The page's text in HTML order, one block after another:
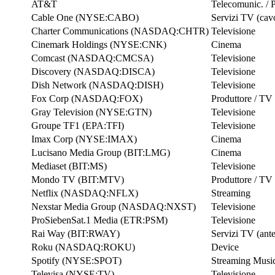
AT&T
Telecomunic. /
Cable One (NYSE:CABO)
Servizi TV
Charter Communications (NASDAQ:CHTR) Televisione
Cinemark Holdings (NYSE:CNK)
Cinema
Comcast (NASDAQ:CMCSA)
Televisione
Discovery (NASDAQ:DISCA)
Televisione
Dish Network (NASDAQ:DISH)
Televisione
Fox Corp (NASDAQ:FOX)
Produttore / TV
Gray Television (NYSE:GTN)
Televisione
Groupe TF1 (EPA:TFI)
Televisione
Imax Corp (NYSE:IMAX)
Cinema
Lucisano Media Group (BIT:LMG)
Cinema
Mediaset (BIT:MS)
Televisione
Mondo TV (BIT:MTV)
Produttore / TV
Netflix (NASDAQ:NFLX)
Streaming
Nexstar Media Group (NASDAQ:NXST)
Televisione
ProSiebenSat.1 Media (ETR:PSM)
Televisione
Rai Way (BIT:RWAY)
Servizi TV
Roku (NASDAQ:ROKU)
Device
Spotify (NYSE:SPOT)
Streaming